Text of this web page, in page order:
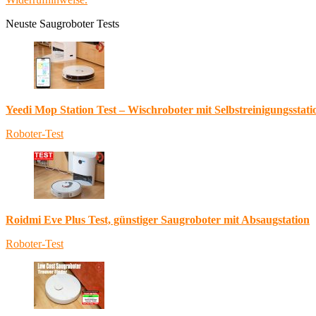
Neuste Saugroboter Tests
Yeedi Mop Station Test – Wischroboter mit
Roboter-Test
Roidmi Eve Plus Test, günstiger Saugroboter mit Absaugstation
Roboter-Test